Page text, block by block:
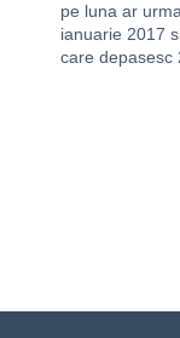
pe luna ar
ianuarie 2017
care depasesc